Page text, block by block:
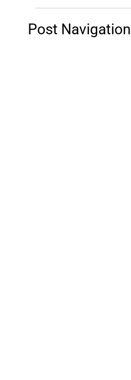
Post Navigation